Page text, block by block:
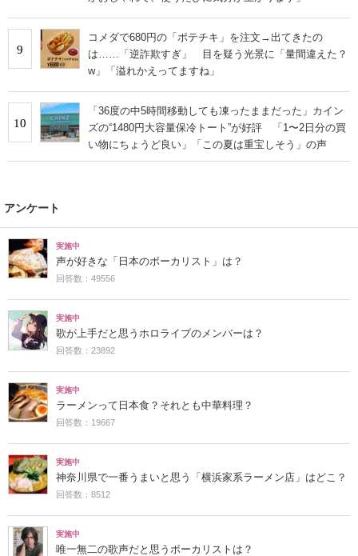
9
コメダで680円の「ポテチキ」を注文→出てきたの
は……「逆詐欺すぎ」 目を疑う光景に「量間違えた？
w」「溢れかえってますね」
10
「36度の中5時間移動しても凍ったままだった」カイン
ズの“1480円大容量保冷トート”が好評 「1〜2日分の買
い物にちょうど良い」「この夏は重宝しそう」の声
アンケート
実施中
声が好きな「日本のボーカリスト」は？
回答数：49556
実施中
歌が上手だと思うホロライブのメンバーは？
回答数：23892
実施中
ラーメンって日本食？それとも中華料理？
回答数：19667
実施中
神奈川県で一番うまいと思う「横浜家系ラーメン店」はどこ？
回答数：8512
実施中
唯一無二の歌声だと思うボーカリストは？